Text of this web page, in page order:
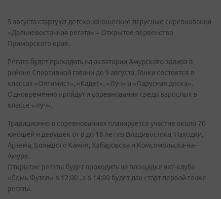
5 августа стартуют детско-юношеские парусные соревнования
«Дальневосточная регата» – Открытое первенство
Приморского края.
Регата будет проходить на акватории Амурского залива в
районе Спортивной гавани до 9 августа. Гонки состоятся в
классах «Оптимист», «Кадет», «Луч» и «Парусная доска».
Одновременно пройдут и соревнования среди взрослых в
классе «Луч».
Традиционно в соревнованиях планируется участие около 70
юношей и девушек от 8 до 18 лет из Владивостока, Находки,
Артема, Большого Камня, Хабаровска и Комсомольска-на-
Амуре.
Открытие регаты будет проходить на площадке яхт-клуба
«Семь Футов» в 12:00 , а в 14:00 будет дан старт первой гонке
регаты.